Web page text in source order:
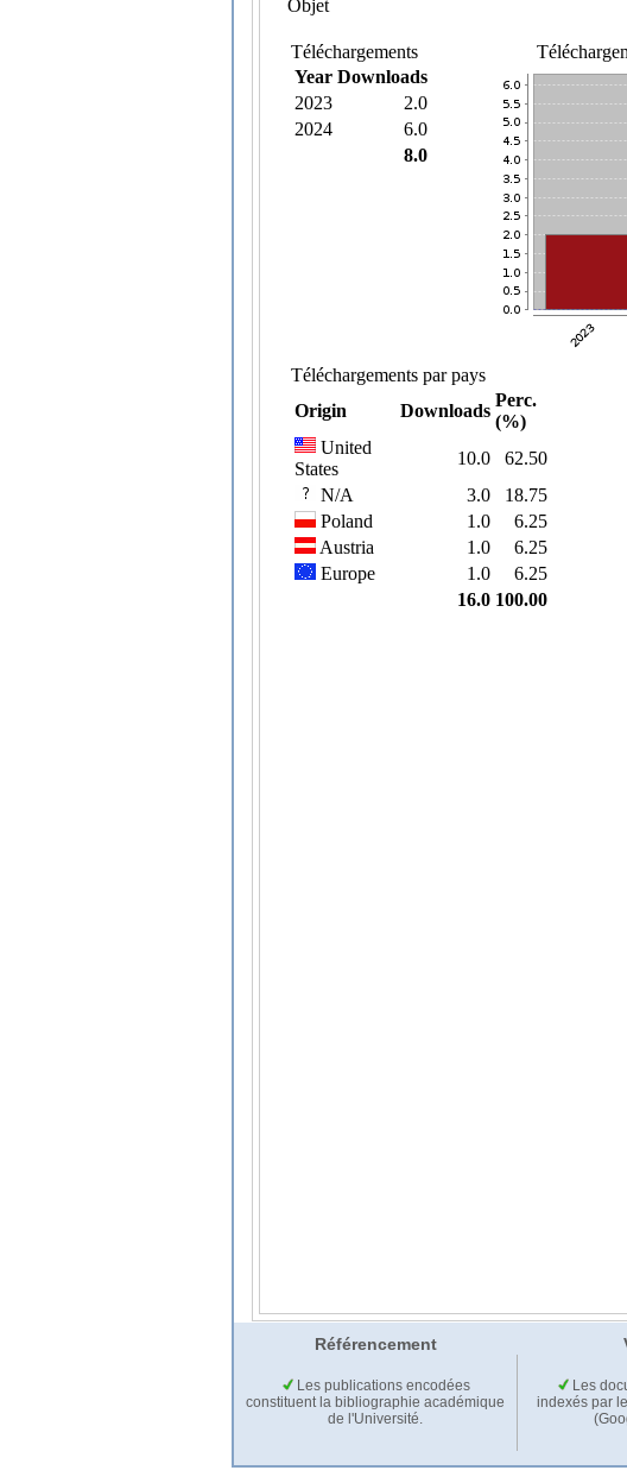
Référencement
Les publications encodées
constituent la bibliographie académique
de l'Université.
Les
indexés par